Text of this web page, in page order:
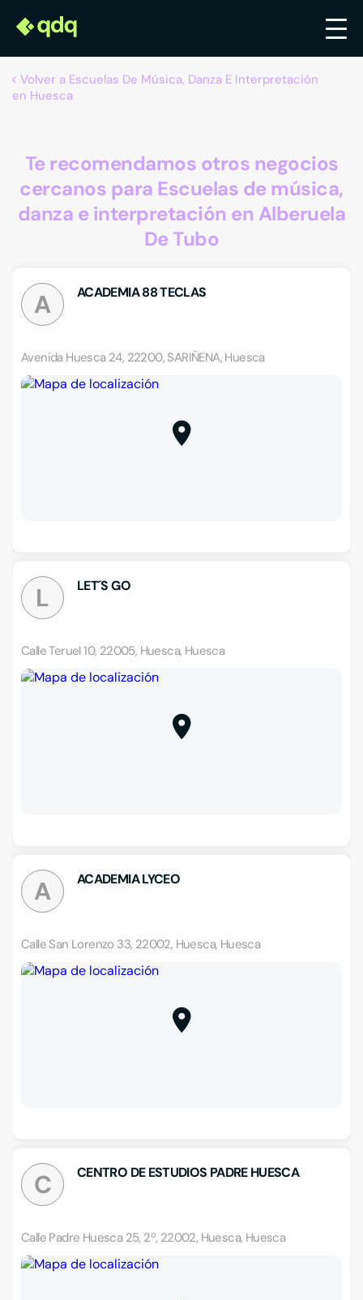
Volver a Escuelas De Música, Danza E Interpretación
en Huesca
Te recomendamos otros negocios
cercanos para Escuelas de música,
danza e interpretación en Alberuela
De Tubo
A ACADEMIA 88 TECLAS
Avenida Huesca 24, 22200, SARIÑENA, Huesca
L LET´S GO
Calle Teruel 10, 22005, Huesca, Huesca
A ACADEMIA LYCEO
Calle San Lorenzo 33, 22002, Huesca, Huesca
C CENTRO DE ESTUDIOS PADRE HUESCA
Calle Padre Huesca 25, 2º, 22002, Huesca, Huesca